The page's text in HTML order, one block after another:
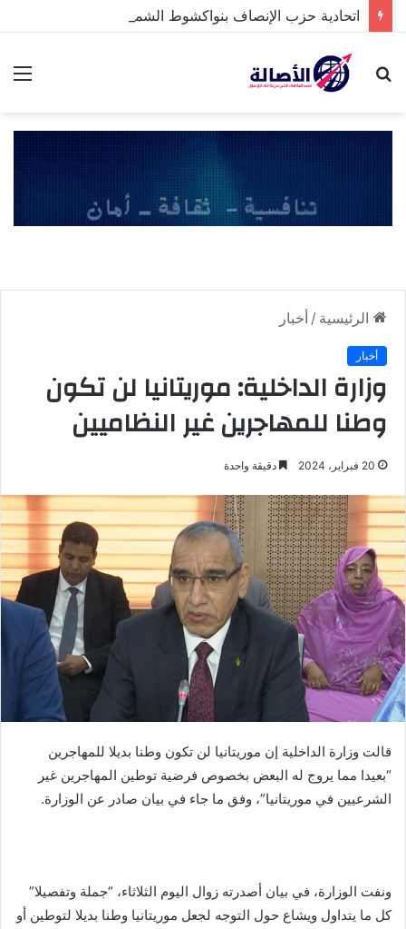
بحث
الرئيسية / أخبار
أخبار
وزارة الداخلية: موريتانيا لن تكون
وطنا للمهاجرين غير النظاميين
20 فبراير، 2024 دقيقة واحدة
قالت وزارة الداخلية إن موريتانيا لن تكون وطنا بديلا للمهاجرين
“بعيدا مما يروج له البعض بخصوص فرضية توطين المهاجرين غير
الشرعيين في موريتانيا”، وفق ما جاء في بيان صادر عن الوزارة.
ونفت الوزارة، في بيان أصدرته زوال اليوم الثلاثاء، “جملة وتفصيلا”
كل ما يتداول ويشاع حول التوجه لجعل موريتانيا وطنا بديلا لتوطين أو